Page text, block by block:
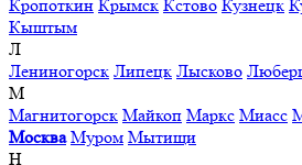
Кропоткин Крымск Кстово Кузнецк
Кыштым
Л
Лениногорск Липецк Лысково
М
Магнитогорск Майкоп Маркс Миасс
Москва Муром Мытищи
Н